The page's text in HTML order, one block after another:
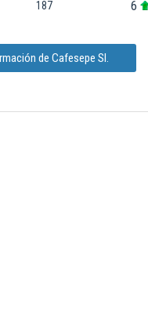
187 6
de Cafesepe Sl.